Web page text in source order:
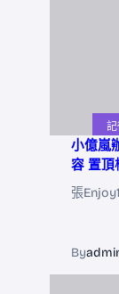
小億嵐
容 置頂
張
By